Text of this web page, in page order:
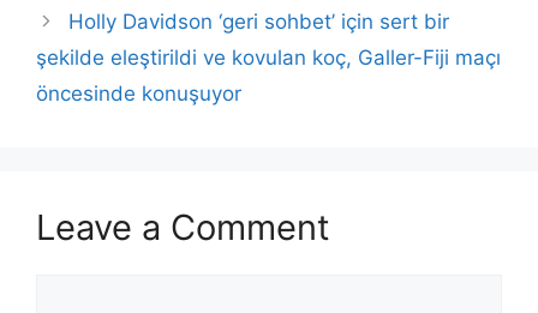
Holly Davidson ‘geri sohbet’ için sert bir
şekilde eleştirildi ve kovulan koç, Galler-Fiji maçı
öncesinde konuşuyor
Leave a Comment